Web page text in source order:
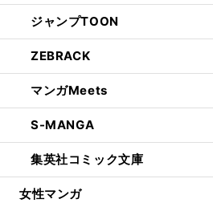
ジャンプTOON
ZEBRACK
マンガMeets
S-MANGA
集英社コミック文庫
女性マンガ